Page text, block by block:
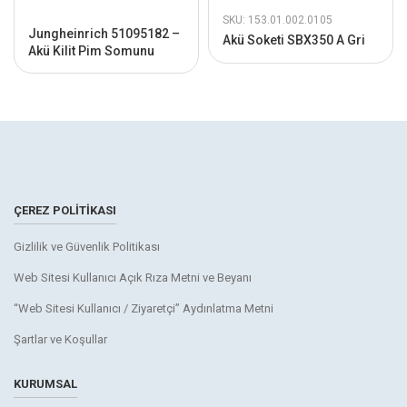
Jungheinrich 51095182 –
Akü Kilit Pim Somunu
SKU: 153.01.002.0105
Akü Soketi SBX350 A Gri
ÇEREZ POLITIKASI
Gizlilik ve Güvenlik Politikası
Web Sitesi Kullanıcı Açık Rıza Metni ve Beyanı
“Web Sitesi Kullanıcı / Ziyaretçi” Aydınlatma Metni
Şartlar ve Koşullar
KURUMSAL